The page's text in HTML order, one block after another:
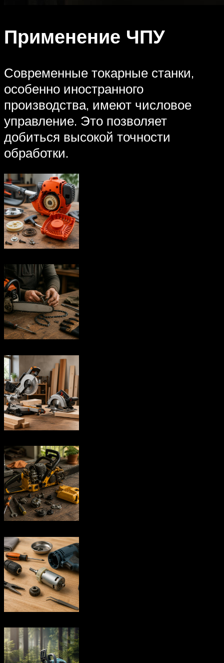
Применение ЧПУ
Современные токарные станки,
особенно иностранного
производства, имеют числовое
управление. Это позволяет
добиться высокой точности
обработки.